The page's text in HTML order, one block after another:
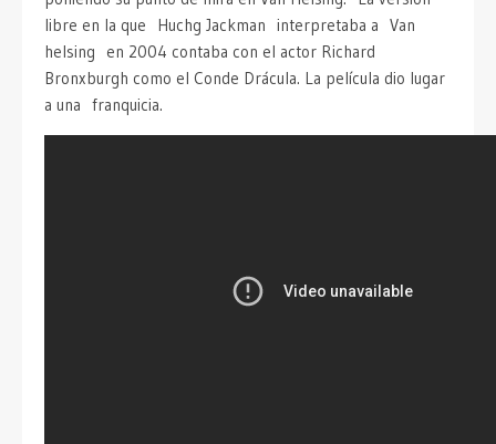
libre en la que Huchg Jackman interpretaba a Van
helsing en 2004 contaba con el actor Richard
Bronxburgh como el Conde Drácula. La película dio lugar
a una franquicia.